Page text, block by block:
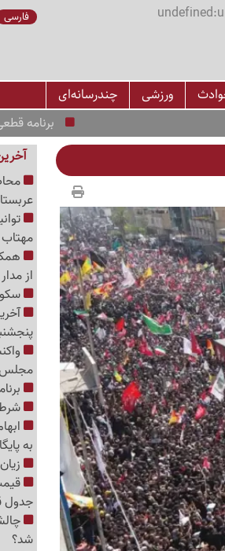
فارسی
ورزشی
چندرسانه‌ای
برنامه قطعی برق قزوین امروز 15
مهتاب
از مدار
پنجشنبه 15
به
جدول
شد؟